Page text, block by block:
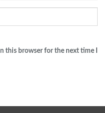
this browser for the next time I